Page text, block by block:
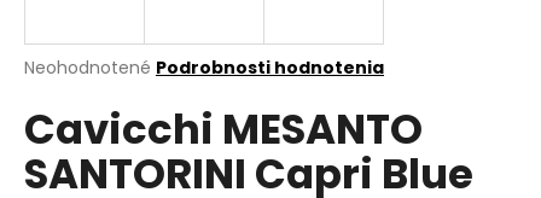
Priemerné
produktu
je
0,0
z
Neohodnotené Podrobnosti hodnotenia
Cavicchi MESANTO
SANTORINI Capri Blue
j
ť
?